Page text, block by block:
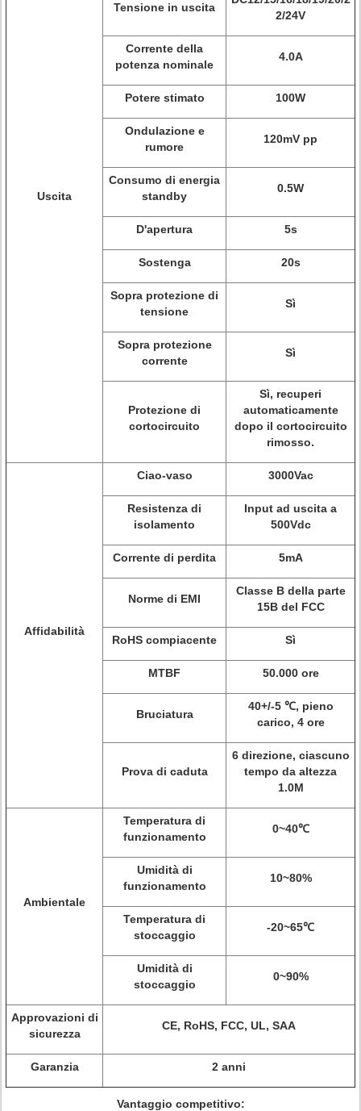
Uscita
Tensione in uscita
2/24V
Corrente della
potenza nominale
4.0A
Potere stimato 100W
Ondulazione e
rumore
120mV pp
Consumo di energia
standby
0.5W
D'apertura 5s
Sostenga 20s
Sopra protezione di
tensione
Sì
Sopra protezione
corrente
Sì
Protezione di
cortocircuito
Sì, recuperi
automaticamente
dopo il cortocircuito
rimosso.
Affidabilità
Ciao-vaso 3000Vac
Resistenza di
isolamento
Input ad uscita a
500Vdc
Corrente di perdita 5mA
Norme di EMI
Classe B della parte
15B del FCC
RoHS compiacente Sì
MTBF 50.000 ore
Bruciatura
40+/-5 ℃, pieno
carico, 4 ore
Prova di caduta
6 direzione, ciascuno
tempo da altezza
1.0M
Ambientale
Temperatura di
funzionamento
0~40℃
Umidità di
funzionamento
10~80%
Temperatura di
stoccaggio
-20~65℃
Umidità di
stoccaggio
0~90%
Approvazioni di
sicurezza
CE, RoHS, FCC, UL, SAA
Garanzia 2 anni
Vantaggio competitivo: